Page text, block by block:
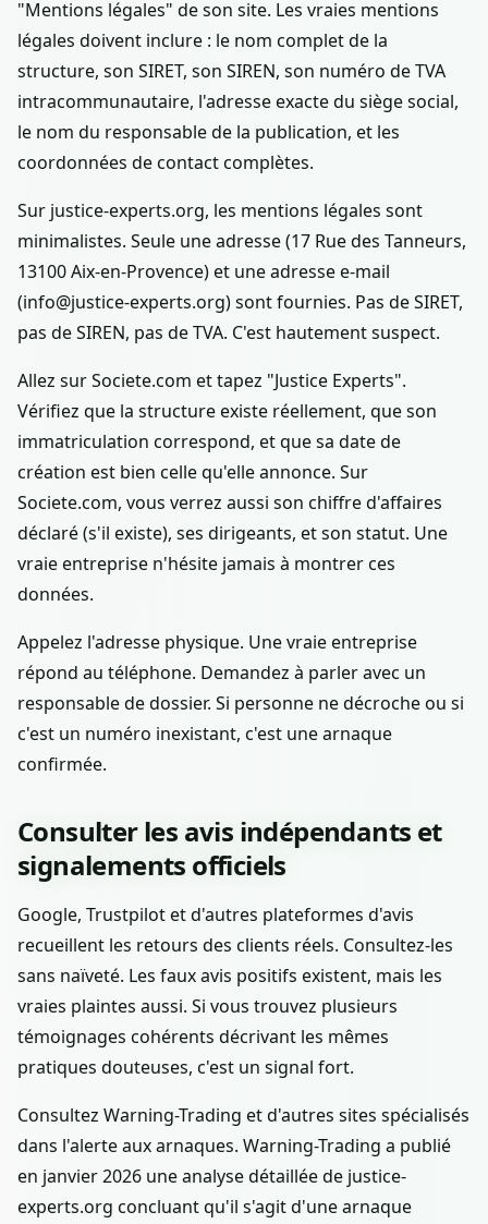
"Mentions légales" de son site. Les vraies mentions
légales doivent inclure : le nom complet de la
structure, son SIRET, son SIREN, son numéro de TVA
intracommunautaire, l'adresse exacte du siège social,
le nom du responsable de la publication, et les
coordonnées de contact complètes.
Sur justice-experts.org, les mentions légales sont
minimalistes. Seule une adresse (17 Rue des Tanneurs,
13100 Aix-en-Provence) et une adresse e-mail
(info@justice-experts.org) sont fournies. Pas de SIRET,
pas de SIREN, pas de TVA. C'est hautement suspect.
Allez sur Societe.com et tapez "Justice Experts".
Vérifiez que la structure existe réellement, que son
immatriculation correspond, et que sa date de
création est bien celle qu'elle annonce. Sur
Societe.com, vous verrez aussi son chiffre d'affaires
déclaré (s'il existe), ses dirigeants, et son statut. Une
vraie entreprise n'hésite jamais à montrer ces
données.
Appelez l'adresse physique. Une vraie entreprise
répond au téléphone. Demandez à parler avec un
responsable de dossier. Si personne ne décroche ou si
c'est un numéro inexistant, c'est une arnaque
confirmée.
Consulter les avis indépendants et
signalements officiels
Google, Trustpilot et d'autres plateformes d'avis
recueillent les retours des clients réels. Consultez-les
sans naïveté. Les faux avis positifs existent, mais les
vraies plaintes aussi. Si vous trouvez plusieurs
témoignages cohérents décrivant les mêmes
pratiques douteuses, c'est un signal fort.
Consultez Warning-Trading et d'autres sites spécialisés
dans l'alerte aux arnaques. Warning-Trading a publié
en janvier 2026 une analyse détaillée de justice-
experts.org concluant qu'il s'agit d'une arnaque